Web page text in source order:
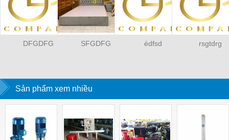
DFGDFG SFGDFG édfsd rsgtdrg
Sản phẩm xem nhiều